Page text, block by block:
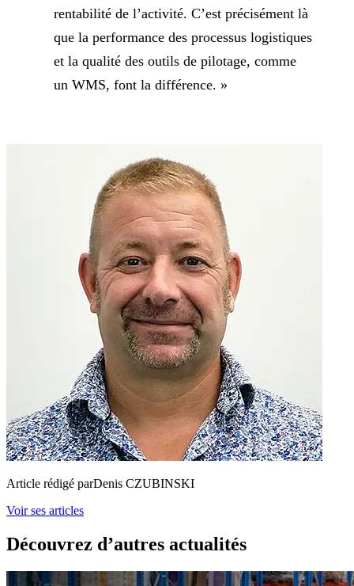
rentabilité de l’activité. C’est précisément là
que la performance des processus logistiques
et la qualité des outils de pilotage, comme
un WMS, font la différence. »
Article rédigé parDenis CZUBINSKI
Voir ses articles
Découvrez d’autres actualités